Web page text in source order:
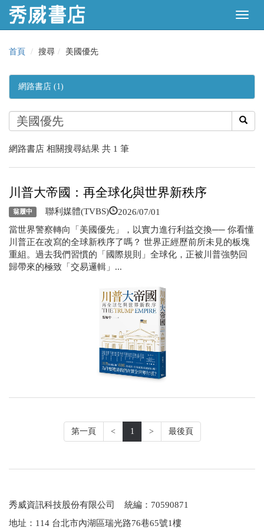
首頁 搜尋 美國優先
網路書店 (1)
網路書店 相關搜尋結果 共 1 筆
川普大帝國：再全球化與世界新秩序
翁履中 聯利媒體(TVBS) 2026/07/01
當世界警察轉向「美國優先」，以實力進行利益交換── 你看懂
川普正在改寫的全球新秩序了嗎？ 世界正經歷前所未見的板塊
重組。過去我們習慣的「國際規則」全球化，正被川普強勢回
歸帶來的極致「交易邏輯」...
第一頁 < 1 > 最後頁
秀威資訊科技股份有限公司 統編：70590871
地址：114 台北市內湖區瑞光路76巷65號1樓